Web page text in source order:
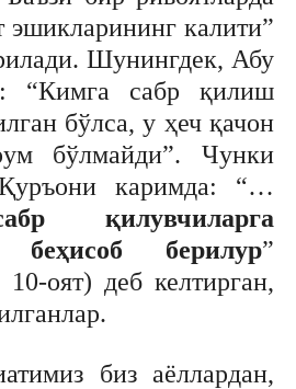
эшикларининг калити”
Шунингдек, Абу
“Кимга сабр қилиш
бўлса, у ҳеч қачон
бўлмайди”. Чунки
каримда: “…
қилувчиларга
беҳисоб берилур”
оят) деб келтирган,
биз аёллардан,